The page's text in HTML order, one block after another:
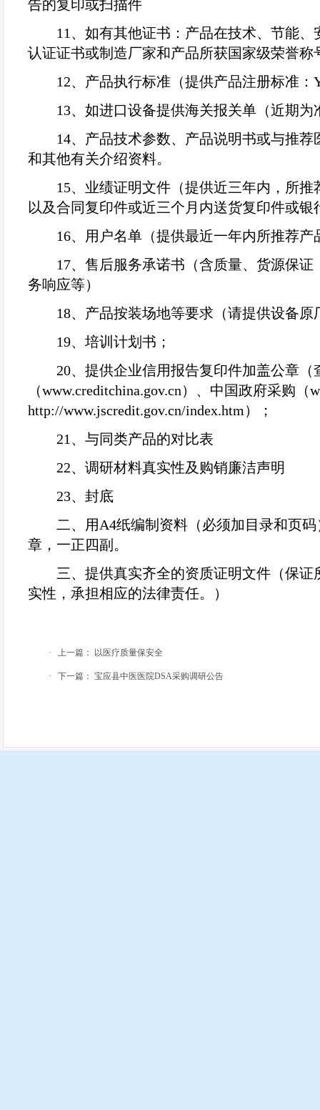
告的复印或扫描件
11 、如有其他证书：产品在技术、节能
认证证书或制造厂家和产品所获国家级荣誉称
12、产品执行标准（提供产品注册标准：
13、如进口设备提供海关报关单（近期为
14、产品技术参数、产品说明书或与推
和其他有关介绍资料。
15、业绩证明文件（提供近三年内，所
以及合同复印件或近三个月内送货复印件或银
16、用户名单（提供最近一年内所推荐产
17、售后服务承诺书（含质量、货源保
务响应等）
18、产品按装场地等要求（请提供设备原
19、培训计划书；
20、提供企业信用报告复印件加盖公章（
（www.creditchina.gov.cn）、中国政府采购（
http://www.jscredit.gov.cn/index.htm ）；
21 、与同类产品的对比表
22、调研材料真实性及购销廉洁声明
23、封底
二、用 A4纸编制资料（必须加目录和页
章，一正四副。
三、提供真实齐全的资质证明文件（保
实性，承担相应的法律责任。）
· 上一篇： 以医疗质量保安全
· 下一篇： 宝应县中医医院DSA采购调研公告